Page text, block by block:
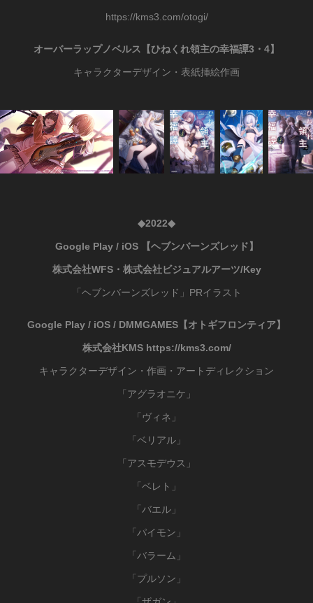
https://kms3.com/otogi/
オーバーラップノベルス 【ひねくれ領主の幸福譚3・4】
キャラクターデザイン・表紙挿絵作画
◆2022◆
Google Play / iOS 【ヘブンバーンズレッド】
株式会社WFS・株式会社ビジュアルアーツ/Key
「ヘブンバーンズレッド」PRイラスト
Google Play / iOS / DMMGAMES【オトギフロンティア】
株式会社KMS https://kms3.com/
キャラクターデザイン・作画・アートディレクション
「アグラオニケ」
「ヴィネ」
「ベリアル」
「アスモデウス」
「ベレト」
「バエル」
「パイモン」
「バラーム」
「プルソン」